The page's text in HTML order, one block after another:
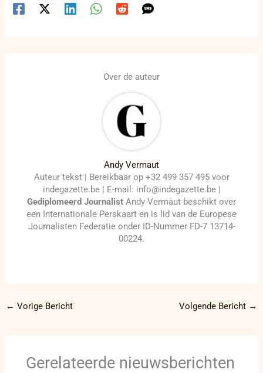
Over de auteur
Andy Vermaut
Auteur tekst | Bereikbaar op +32 499 357 495 voor
indegazette.be | E-mail: info@indegazette.be |
Gediplomeerd Journalist Andy Vermaut beschikt over
een Internationale Perskaart en is lid van de Europese
Journalisten Federatie onder ID-Nummer FD-7 13714-
00224.
← Vorige Bericht Volgende Bericht →
Gerelateerde nieuwsberichten